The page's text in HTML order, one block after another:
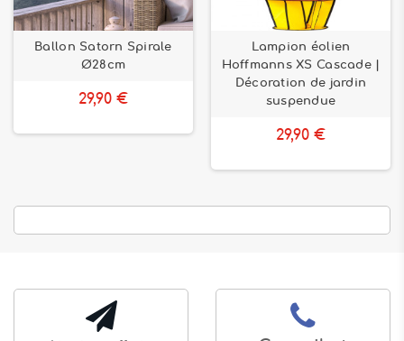
Ballon Satorn Spirale
Ø28cm
29,90 €
Lampion éolien
Hoffmanns XS Cascade |
Décoration de jardin
suspendue
29,90 €